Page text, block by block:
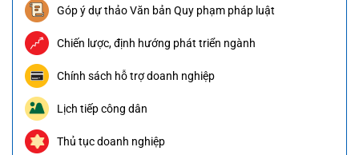
Góp ý dự thảo Văn bản Quy phạm pháp luật
Chiến lược, định hướng phát triển ngành
Chính sách hỗ trợ doanh nghiệp
Lịch tiếp công dân
Thủ tục doanh nghiệp